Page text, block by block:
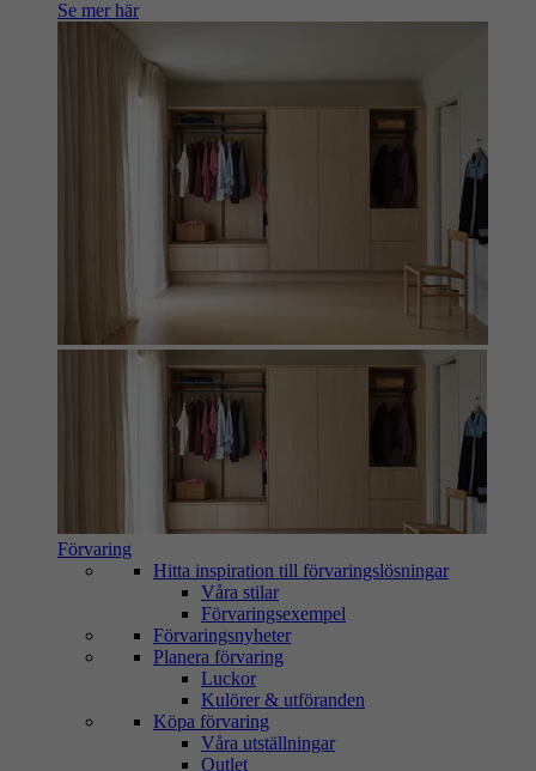
Se mer här
Förvaring
Hitta inspiration till förvaringslösningar
Våra stilar
Förvaringsexempel
Förvaringsnyheter
Planera förvaring
Luckor
Kulörer & utföranden
Köpa förvaring
Våra utställningar
Outlet